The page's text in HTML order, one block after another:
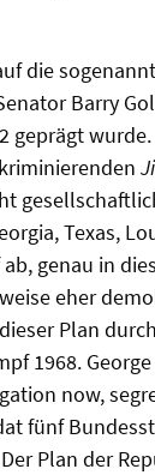
die
Barry
geprägt wurde.
Texas,
genau in
eher
Plan
1968.
now,
fünf
Plan der